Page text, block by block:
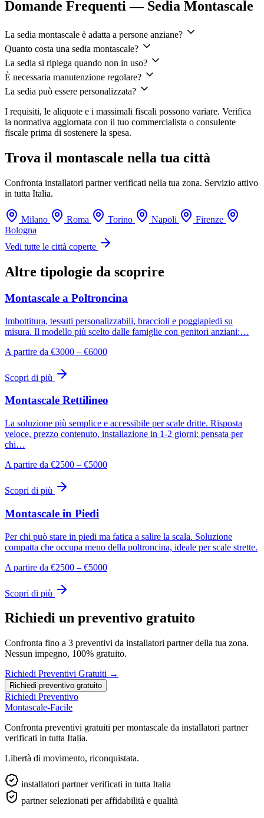
Domande Frequenti — Sedia Montascale
La sedia montascale è adatta a persone anziane?
Quanto costa una sedia montascale?
La sedia si ripiega quando non in uso?
È necessaria manutenzione regolare?
La sedia può essere personalizzata?
I requisiti, le aliquote e i massimali fiscali possono variare. Verifica
la normativa aggiornata con il tuo commercialista o consulente
fiscale prima di sostenere la spesa.
Trova il montascale nella tua città
Confronta installatori partner verificati nella tua zona. Servizio attivo
in tutta Italia.
Milano Roma Torino Napoli
Firenze
Bologna
Vedi tutte le città coperte
Altre tipologie da scoprire
Montascale a Poltroncina
Imbottitura, tessuti personalizzabili, braccioli e poggiapiedi su
misura. Il modello più scelto dalle famiglie con genitori anziani:…
A partire da €3000 – €6000
Scopri di più
Montascale Rettilineo
La soluzione più semplice e accessibile per scale dritte. Risposta
veloce, prezzo contenuto, installazione in 1-2 giorni: pensata per
chi…
A partire da €2500 – €5000
Scopri di più
Montascale in Piedi
Per chi può stare in piedi ma fatica a salire la scala. Soluzione
compatta che occupa meno della poltroncina, ideale per scale strette.
A partire da €2500 – €5000
Scopri di più
Richiedi un preventivo gratuito
Confronta fino a 3 preventivi da installatori partner della tua zona.
Nessun impegno, 100% gratuito.
Richiedi Preventivi Gratuiti →
Richiedi preventivo gratuito
Richiedi Preventivo
Montascale-Facile
Confronta preventivi gratuiti per montascale da installatori partner
verificati in tutta Italia.
Libertà di movimento, riconquistata.
installatori partner verificati in tutta Italia
partner selezionati per affidabilità e qualità